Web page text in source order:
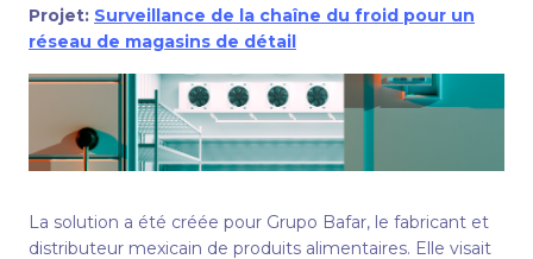
Projet: Surveillance de la chaîne du froid pour un
réseau de magasins de détail
La solution a été créée pour Grupo Bafar, le fabricant et
distributeur mexicain de produits alimentaires. Elle visait